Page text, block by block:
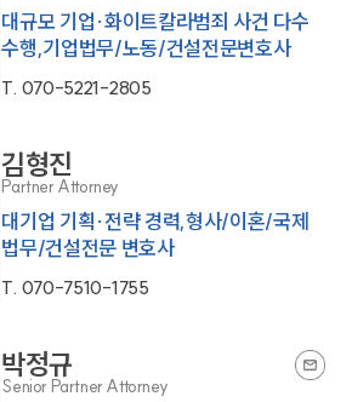
대규모 기업·화이트칼라범죄 사건 다수
수행,기업법무/노동/건설전문변호사
T. 070-5221-2805
김형진
Partner Attorney
대기업 기획·전략 경력,형사/이혼/국제
법무/건설전문 변호사
T. 070-7510-1755
박정규
Senior Partner Attorney